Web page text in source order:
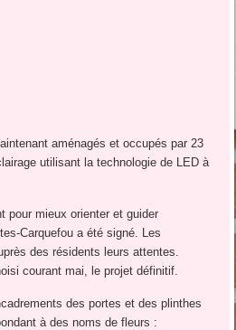
aménagés et occupés par 23
utilisant la technologie de LED à
pour mieux orienter et guider
Carquefou a été signé. Les
des résidents leurs attentes.
courant mai, le projet définitif.
des portes et des plinthes
à des noms de fleurs :